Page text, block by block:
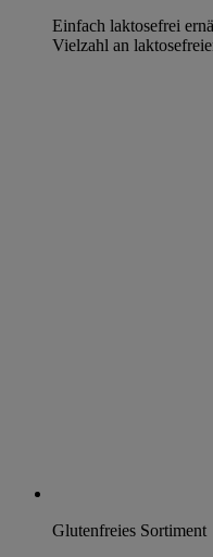
Einfach laktosefrei
Vielzahl an
Glutenfreies Sortiment